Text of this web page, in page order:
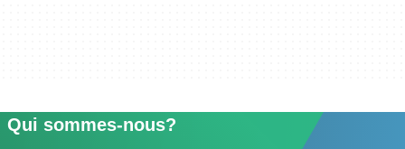
Qui sommes-nous?